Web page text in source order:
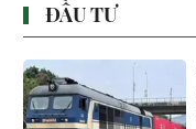
ĐẦU TƯ